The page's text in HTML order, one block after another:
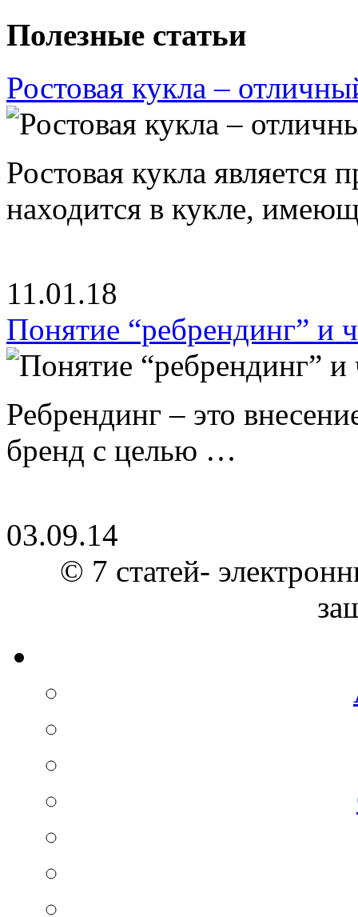
Полезные статьи
Ростовая кукла –
Ростовая кукла является
находится в кукле,
11.01.18
Понятие “ребрендинг” и
Ребрендинг – это
бренд с целью …
03.09.14
© 7 статей-